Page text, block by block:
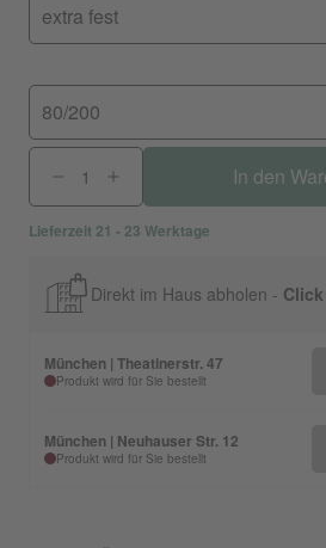
extra fest
80/200
In den
Lieferzeit 21 - 23 Werktage
Direkt im Haus abholen -
München | Theatinerstr. 47
Produkt wird für Sie bestellt
München | Neuhauser Str. 12
Produkt wird für Sie bestellt